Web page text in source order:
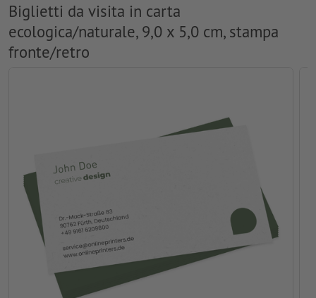
Biglietti da visita in carta
ecologica/naturale, 9,0 x 5,0 cm, stampa
fronte/retro